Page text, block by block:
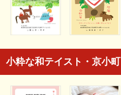
小粋な和テイスト・京小町